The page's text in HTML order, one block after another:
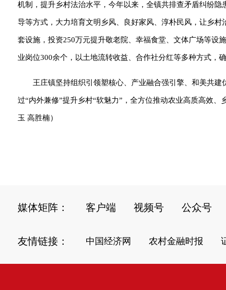
机制，提升乡村法治水平，今年以来，全镇共排查矛盾纠纷
导等方式，大力培育文明乡风、良好家风、淳朴民风，让乡
套设施，投资250万元提升敬老院、幸福食堂、文体广场等设
业岗位300余个，以土地流转收益、合作社分红等多种方式，
王庄镇坚持组织引领塑核心、产业融合强引擎、和美共建
过“内外兼修”提升乡村“软魅力”，全方位推动农业高质高效
玉 高胜楠）
媒体矩阵： 客户端 视频号 公众号
友情链接： 中国经济网 农村金融时报